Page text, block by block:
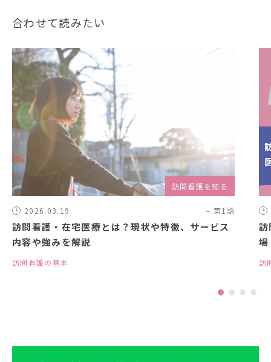
合わせて読みたい
訪問看護を知る
2026.03.19 第1話
訪問看護・在宅医療とは？現状や特徴、サービス
内容や強みを解説
訪問看護の基本
訪
場
訪